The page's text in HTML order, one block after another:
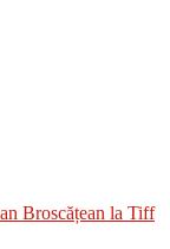
Broscățean la Tiff